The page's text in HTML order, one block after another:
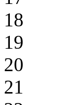
18
19
20
21